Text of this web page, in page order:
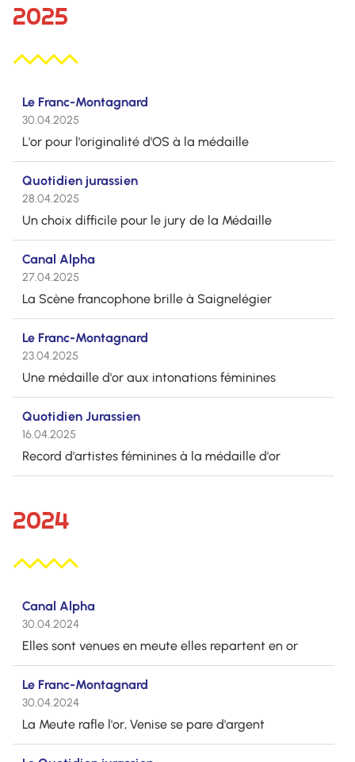
2025
Le Franc-Montagnard
30.04.2025
L'or pour l'originalité d'OS à la médaille
Quotidien jurassien
28.04.2025
Un choix difficile pour le jury de la Médaille
Canal Alpha
27.04.2025
La Scène francophone brille à Saignelégier
Le Franc-Montagnard
23.04.2025
Une médaille d'or aux intonations féminines
Quotidien Jurassien
16.04.2025
Record d'artistes féminines à la médaille d'or
2024
Canal Alpha
30.04.2024
Elles sont venues en meute elles repartent en or
Le Franc-Montagnard
30.04.2024
La Meute rafle l'or, Venise se pare d'argent